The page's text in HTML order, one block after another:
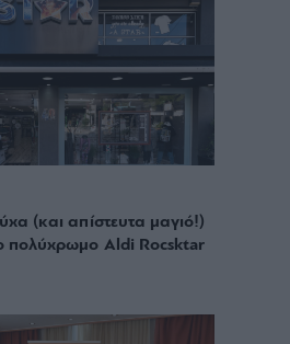
(και απίστευτα μαγιό!)
πολύχρωμο Aldi Rocsktar